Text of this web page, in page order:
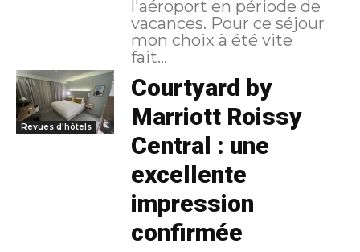
l'aéroport en période de
vacances. Pour ce séjour
mon choix à été vite
fait...
Revues d'hôtels
Courtyard by
Marriott Roissy
Central : une
excellente
impression
confirmée